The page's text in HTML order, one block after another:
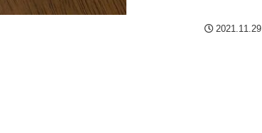
2021.11.29